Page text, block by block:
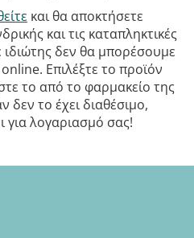
και θα αποκτήσετε
και τις καταπληκτικές
δεν θα μπορέσουμε
Επιλέξτε το προϊόν
το από το φαρμακείο της
δεν το έχει διαθέσιμο,
για λογαριασμό σας!